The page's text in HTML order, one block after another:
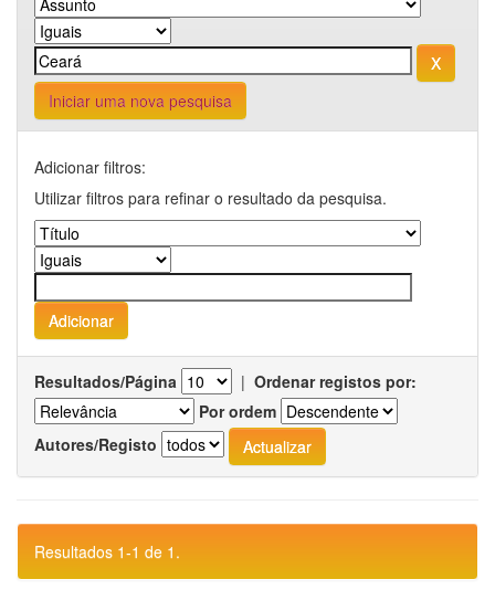
Iniciar uma nova pesquisa
Adicionar filtros:
Utilizar filtros para refinar o resultado da pesquisa.
Resultados/Página | Ordenar registos por:
Por ordem
Autores/Registo
Resultados 1-1 de 1.